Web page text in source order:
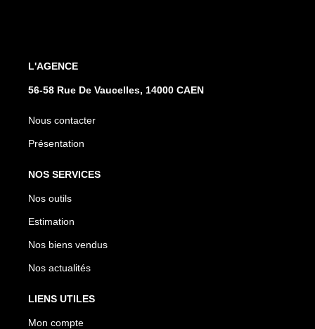
L'AGENCE
56-58 Rue De Vaucelles, 14000 CAEN
Nous contacter
Présentation
NOS SERVICES
Nos outils
Estimation
Nos biens vendus
Nos actualités
LIENS UTILES
Mon compte